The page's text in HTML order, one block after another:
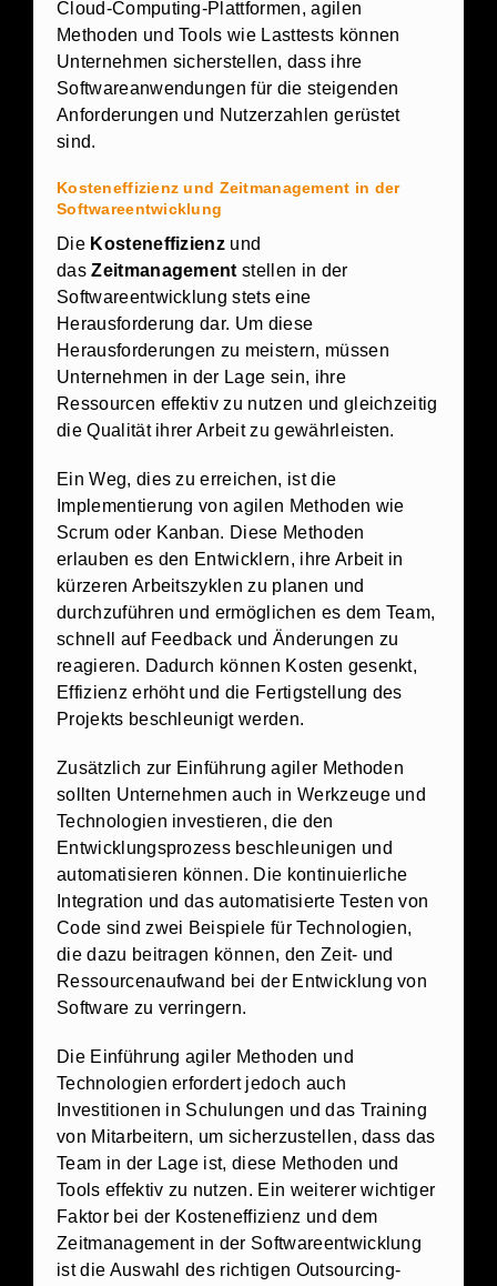
Cloud-Computing-Plattformen, agilen
Methoden und Tools wie Lasttests können
Unternehmen sicherstellen, dass ihre
Softwareanwendungen für die steigenden
Anforderungen und Nutzerzahlen gerüstet
sind.
Kosteneffizienz und Zeitmanagement in der
Softwareentwicklung
Die Kosteneffizienz und
dasZeitmanagement stellen in der
Softwareentwicklung stets eine
Herausforderung dar. Um diese
Herausforderungen zu meistern, müssen
Unternehmen in der Lage sein, ihre
Ressourcen effektiv zu nutzen und gleichzeitig
die Qualität ihrer Arbeit zu gewährleisten.
Ein Weg, dies zu erreichen, ist die
Implementierung von agilen Methoden wie
Scrum oder Kanban. Diese Methoden
erlauben es den Entwicklern, ihre Arbeit in
kürzeren Arbeitszyklen zu planen und
durchzuführen und ermöglichen es dem Team,
schnell auf Feedback und Änderungen zu
reagieren. Dadurch können Kosten gesenkt,
Effizienz erhöht und die Fertigstellung des
Projekts beschleunigt werden.
Zusätzlich zur Einführung agiler Methoden
sollten Unternehmen auch in Werkzeuge und
Technologien investieren, die den
Entwicklungsprozess beschleunigen und
automatisieren können. Die kontinuierliche
Integration und das automatisierte Testen von
Code sind zwei Beispiele für Technologien,
die dazu beitragen können, den Zeit- und
Ressourcenaufwand bei der Entwicklung von
Software zu verringern.
Die Einführung agiler Methoden und
Technologien erfordert jedoch auch
Investitionen in Schulungen und das Training
von Mitarbeitern, um sicherzustellen, dass das
Team in der Lage ist, diese Methoden und
Tools effektiv zu nutzen. Ein weiterer wichtiger
Faktor bei der Kosteneffizienz und dem
Zeitmanagement in der Softwareentwicklung
ist die Auswahl des richtigen Outsourcing-